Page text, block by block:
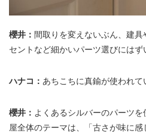
櫻井： 間取りを変えないぶん、建
セントなど細かいパーツ選びにはず
ハナコ： あちこちに真鍮が使われて
櫻井： よくあるシルバーのパーツ
屋全体のテーマは、「古さが味に